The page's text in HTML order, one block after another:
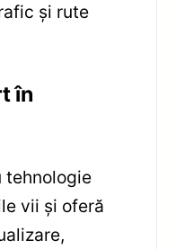
și rute
în
tehnologie
vii și oferă